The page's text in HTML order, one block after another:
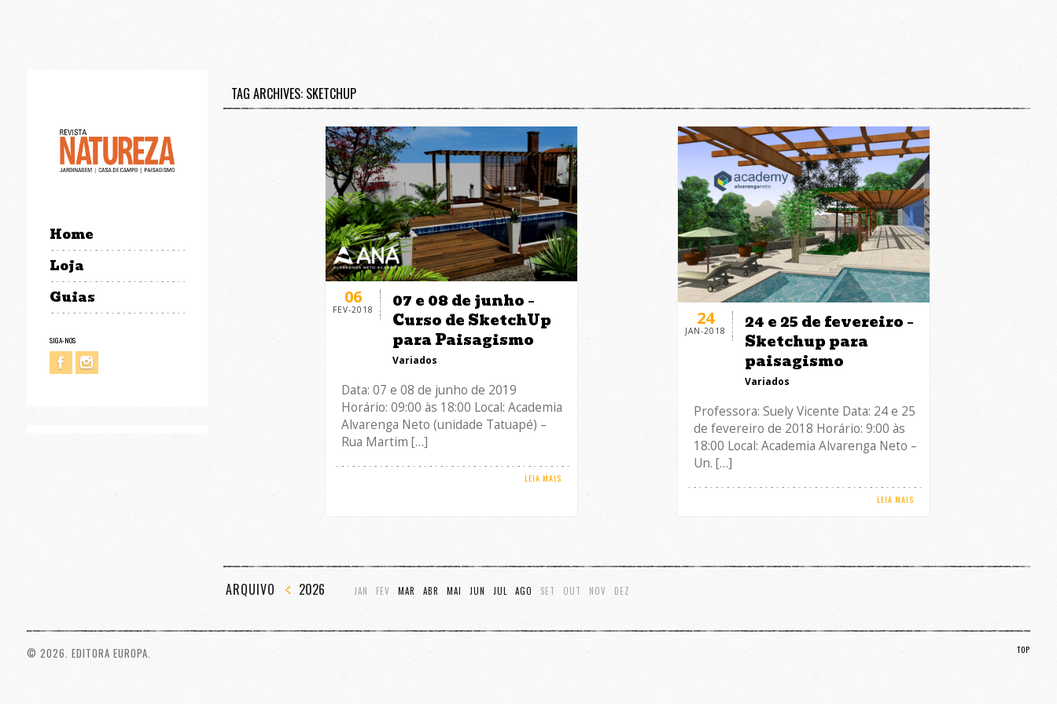
Home
Loja
Guias
SIGA-NOS
TAG ARCHIVES: SKETCHUP
06
FEV-2018
07 e 08 de junho –
Curso de SketchUp
para Paisagismo
Variados
Data: 07 e 08 de junho de 2019
Horário: 09:00 às 18:00 Local: Academia
Alvarenga Neto (unidade Tatuapé) –
Rua Martim […]
LEIA MAIS
24
JAN-2018
24 e 25 de fevereiro –
Sketchup para
paisagismo
Variados
Professora: Suely Vicente Data: 24 e 25
de fevereiro de 2018 Horário: 9:00 às
18:00 Local: Academia Alvarenga Neto –
Un. […]
LEIA MAIS
ARQUIVO 2026 JAN FEV MAR ABR MAI JUN JUL AGO SET OUT NOV DEZ
© 2026. EDITORA EUROPA. TOP